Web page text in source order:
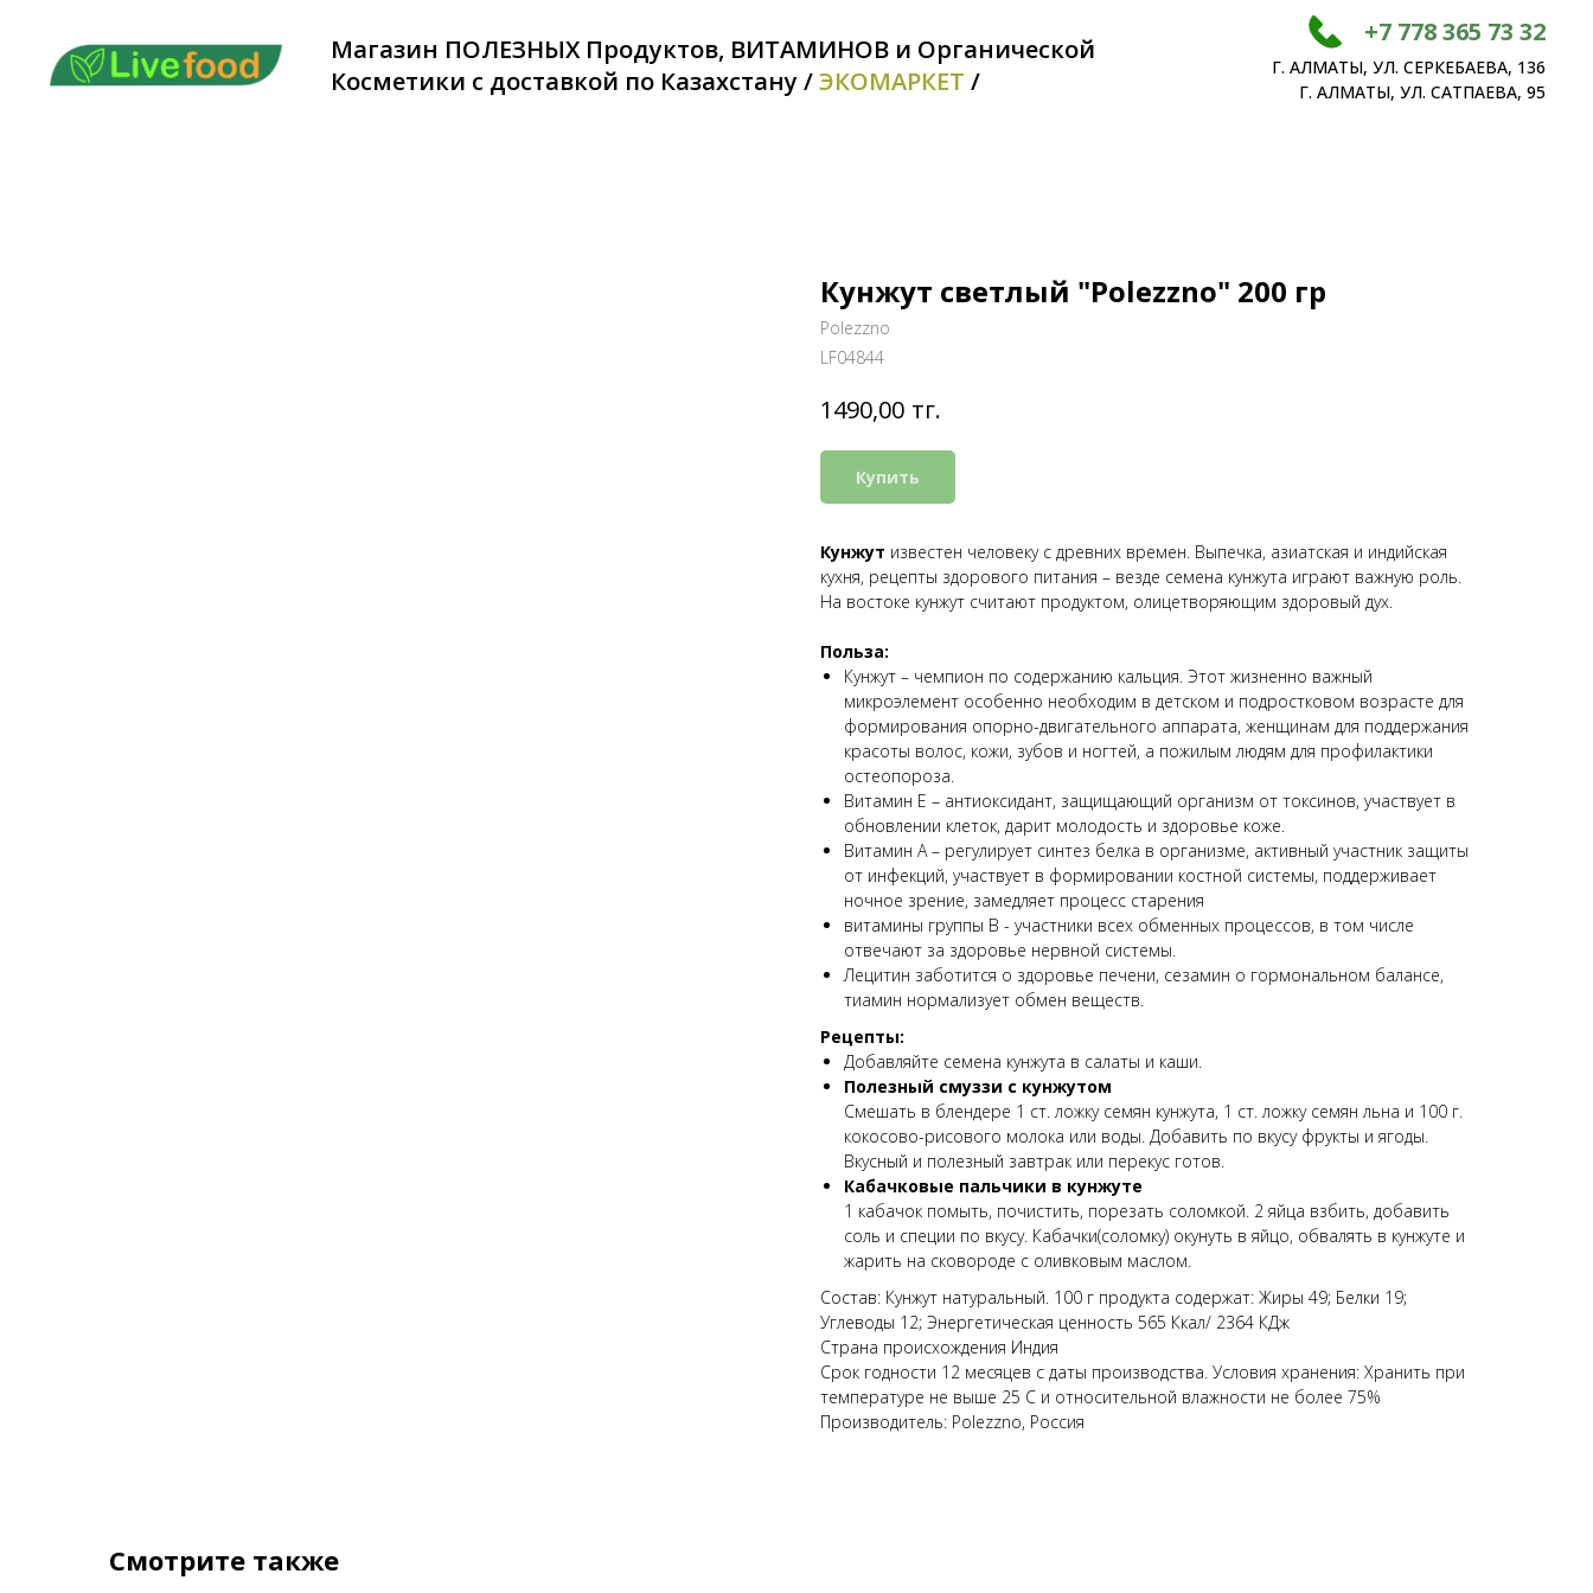
Магазин ПОЛЕЗНЫХ Продуктов, ВИТАМИНОВ и Органической
Косметики с доставкой по Казахстану /ЭКОМАРКЕТ /
+7 778 365 73 32
Г. АЛМАТЫ, УЛ. СЕРКЕБАЕВА, 136
Г. АЛМАТЫ, УЛ. САТПАЕВА, 95
Кунжут светлый "Polezzno" 200 гр
Polezzno
LF04844
1490,00 тг.
Купить
Кунжут известен человеку с древних времен. Выпечка, азиатская и индийская
кухня, рецепты здорового питания – везде семена кунжута играют важную роль.
На востоке кунжут считают продуктом, олицетворяющим здоровый дух.
Польза:
Кунжут – чемпион по содержанию кальция. Этот жизненно важный
микроэлемент особенно необходим в детском и подростковом возрасте для
формирования опорно-двигательного аппарата, женщинам для поддержания
красоты волос, кожи, зубов и ногтей, а пожилым людям для профилактики
остеопороза.
Витамин E – антиоксидант, защищающий организм от токсинов, участвует в
обновлении клеток, дарит молодость и здоровье коже.
Витамин A – регулирует синтез белка в организме, активный участник защиты
от инфекций, участвует в формировании костной системы, поддерживает
ночное зрение, замедляет процесс старения
витамины группы B - участники всех обменных процессов, в том числе
отвечают за здоровье нервной системы.
Лецитин заботится о здоровье печени, сезамин о гормональном балансе,
тиамин нормализует обмен веществ.
Рецепты:
Добавляйте семена кунжута в салаты и каши.
Полезный смуззи с кунжутом
Смешать в блендере 1 ст. ложку семян кунжута, 1 ст. ложку семян льна и 100 г.
кокосово-рисового молока или воды. Добавить по вкусу фрукты и ягоды.
Вкусный и полезный завтрак или перекус готов.
Кабачковые пальчики в кунжуте
1 кабачок помыть, почистить, порезать соломкой. 2 яйца взбить, добавить
соль и специи по вкусу. Кабачки(соломку) окунуть в яйцо, обвалять в кунжуте и
жарить на сковороде с оливковым маслом.
Состав: Кунжут натуральный. 100 г продукта содержат: Жиры 49; Белки 19;
Углеводы 12; Энергетическая ценность 565 Ккал/ 2364 КДж
Страна происхождения Индия
Срок годности 12 месяцев с даты производства. Условия хранения: Хранить при
температуре не выше 25 С и относительной влажности не более 75%
Производитель: Polezzno, Россия
Смотрите также